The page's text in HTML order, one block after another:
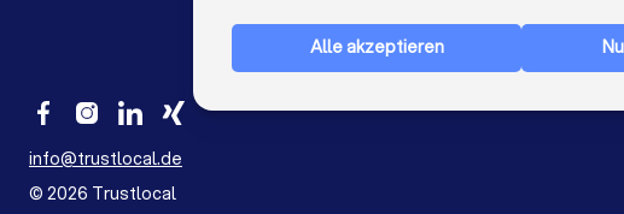
info@trustlocal.de
© 2026 Trustlocal
Alle akzeptieren